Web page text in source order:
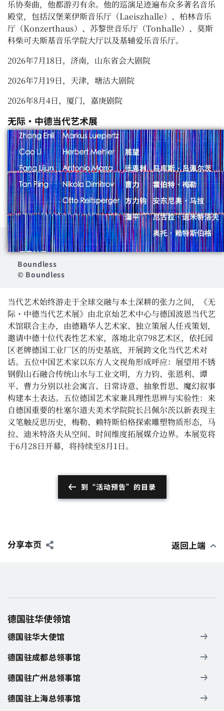
乐协奏曲，他都游刃有余。他的巡演足迹遍布众多著名音乐
殿堂，包括汉堡莱伊斯音乐厅（Laeiszhalle）、柏林音乐
厅（Konzerthaus）、苏黎世音乐厅（Tonhalle）、莫斯
科柴可夫斯基音乐学院大厅以及基辅爱乐音乐厅。
2026年7月18日，济南，山东省会大剧院
2026年7月19日，天津，塘沽大剧院
2026年8月4日，厦门，嘉庚剧院
无际・中德当代艺术展
Boundless
© Boundless
当代艺术始终游走于全球交融与本土深耕的张力之间，《无
际・中德当代艺术展》由北京灿艺术中心与德国波恩当代艺
术馆联合主办，由德籍华人艺术家、独立策展人任戎策划，
邀请中德十位代表性艺术家，落地北京798艺术区，依托园
区老牌德国工业厂区的历史基底，开展跨文化当代艺术对
话。五位中国艺术家以东方人文视角形成呼应：展望用不锈
钢假山石融合传统山水与工业文明，方力钧、张恩利、谭
平、曹力分别以社会寓言、日常诗意、抽象哲思、魔幻叙事
构建本土表达。五位德国艺术家兼具理性思辨与实验性：来
自德国重要的杜塞尔道夫美术学院院长吕佩尔茨以新表现主
义笔触反思历史，梅勒、赖特斯伯格探索雕塑物质形态，马
拉、迪米特洛夫从空间、时间维度拓展媒介边界。本展览将
于6月28日开幕，将持续至8月1日。
到“活动预告”的目录
分享本页 返回上端
德国驻华使领馆
德国驻华大使馆
德国驻成都总领事馆
德国驻广州总领事馆
德国驻上海总领事馆